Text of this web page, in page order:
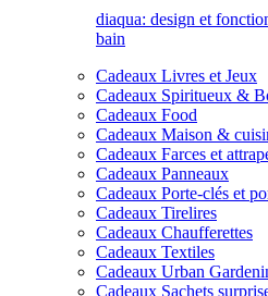
diaqua: design et
bain
Cadeaux Livres et Jeux
Cadeaux Spiritueux &
Cadeaux Food
Cadeaux Maison &
Cadeaux Farces et
Cadeaux Panneaux
Cadeaux Porte-clés et
Cadeaux Tirelires
Cadeaux Chaufferettes
Cadeaux Textiles
Cadeaux Urban
Cadeaux Sachets